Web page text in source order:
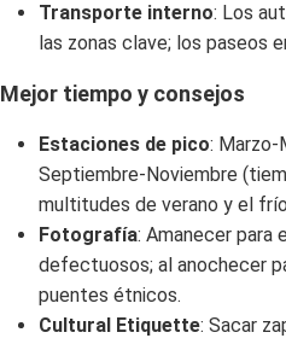
Transporte interno: Los
las zonas clave; los paseos
Mejor tiempo y consejos
Estaciones de pico: Marzo-
Septiembre-Noviembre
multitudes de verano y el
Fotografía: Amanecer para
defectuosos; al anochecer
puentes étnicos.
Cultural Etiquette: Sacar